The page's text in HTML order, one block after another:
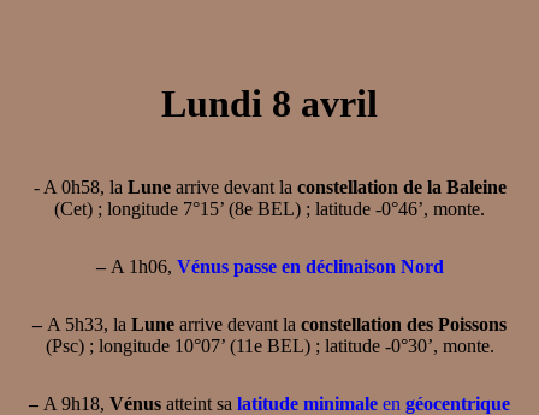
Lundi 8 avril
- A 0h58, la Lunearrive devant la constellation de la Baleine
(Cet) ; longitude 7°15’ (8e BEL) ; latitude -0°46’, monte.
–A 1h06, Vénus passe en déclinaison Nord
– A 5h33, la Lune arrive devant la constellation des Poissons
(Psc) ; longitude 10°07’ (11e BEL) ; latitude -0°30’, monte.
– A 9h18, Vénus atteint sa latitude minimale en géocentrique